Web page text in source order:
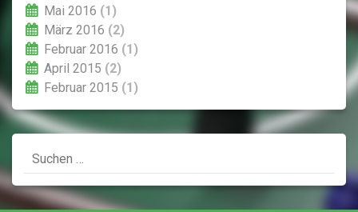
Mai 2016 (1)
März 2016 (2)
Februar 2016 (1)
April 2015 (2)
Februar 2015 (1)
Suchen
nach: